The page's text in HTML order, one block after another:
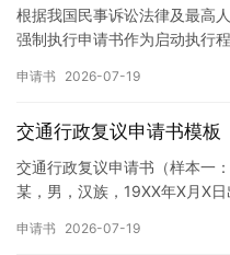
根据我国民事诉讼法律及最高
强制执行申请书作为启动执行
纸张与…
申请书 2026-07-19
交通行政复议申请书模板
交通行政复议申请书（样本一
某，男，汉族，19XX年X月X日
申请书 2026-07-19